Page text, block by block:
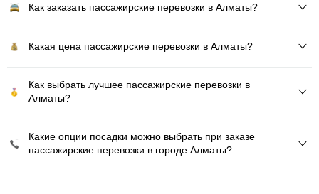
Как заказать пассажирские перевозки в Алматы?
Какая цена пассажирские перевозки в Алматы?
Как выбрать лучшее пассажирские перевозки в
Алматы?
Какие опции посадки можно выбрать при заказе
пассажирские перевозки в городе Алматы?